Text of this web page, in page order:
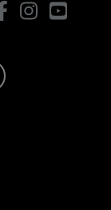
FacebookInstagram